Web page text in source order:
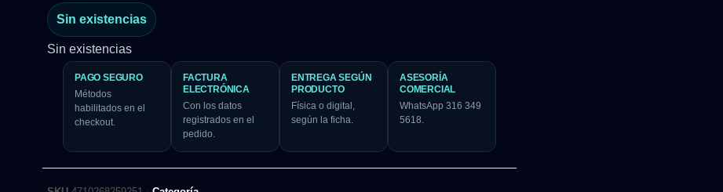
Sin existencias
Sin existencias
PAGO SEGURO
Métodos
habilitados en el
checkout.
FACTURA
ELECTRÓNICA
Con los datos
registrados en el
pedido.
ENTREGA SEGÚN
PRODUCTO
Física o digital,
según la ficha.
ASESORÍA
COMERCIAL
WhatsApp 316 349
5618.